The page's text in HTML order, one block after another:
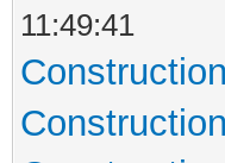
11:49:41